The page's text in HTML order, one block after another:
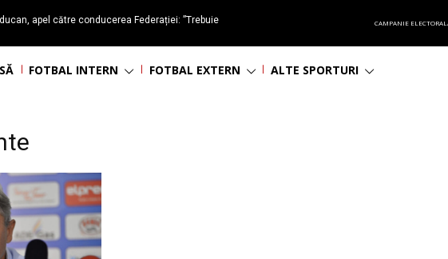
apel către conducerea Federației: ”Trebuie
CAMPANIE
FOTBAL INTERN FOTBAL EXTERN ALTE SPORTURI